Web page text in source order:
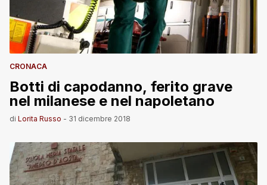
CRONACA
Botti di capodanno, ferito grave
nel milanese e nel napoletano
di Lorita Russo - 31 dicembre 2018